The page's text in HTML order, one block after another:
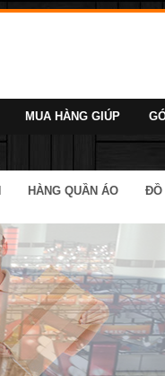
MUA HÀNG GIÚP
HÀNG QUẦN ÁO ĐỒ